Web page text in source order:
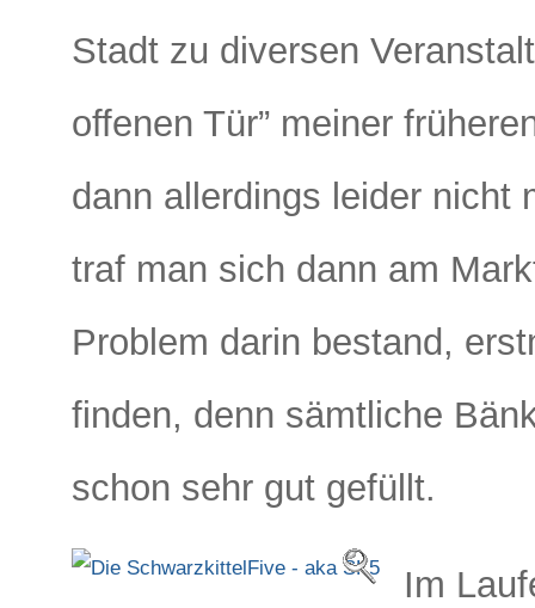
Stadt zu diversen
offenen Tür” meiner
dann allerdings leider nicht
traf man sich dann am
Problem darin bestand,
finden, denn sämtliche
schon sehr gut gefüllt.
Im